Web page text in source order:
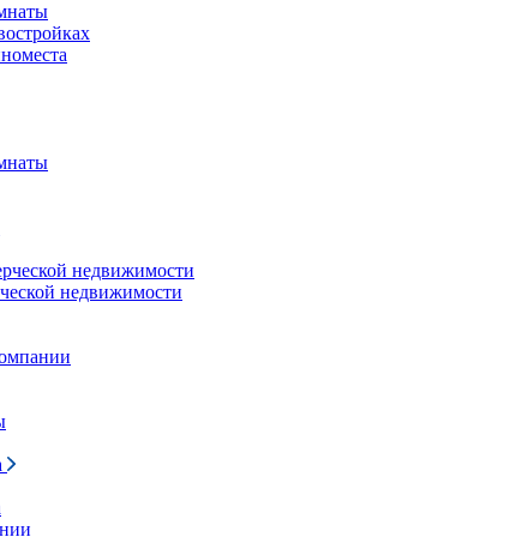
недвижимости
недвижимости